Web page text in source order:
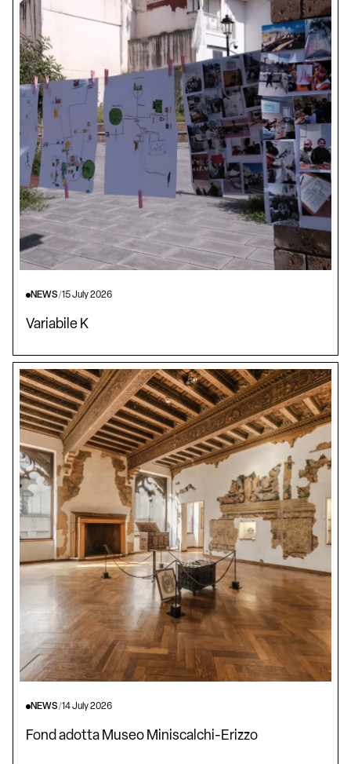
NEWS/15 July 2026
Variabile K
NEWS/14 July 2026
Fond adotta Museo Miniscalchi-Erizzo